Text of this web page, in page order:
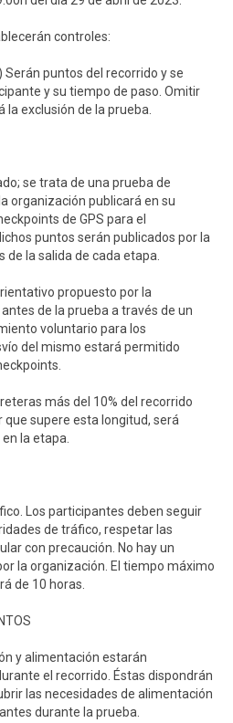
controles:
Serán puntos del recorrido y se
y su tiempo de paso. Omitir
exclusión de la prueba.
se trata de una prueba de
organización publicará en su
de GPS para el
puntos serán publicados por la
la salida de cada etapa.
propuesto por la
de la prueba a través de un
voluntario para los
del mismo estará permitido
más del 10% del recorrido
que supere esta longitud, será
la etapa.
Los participantes deben seguir
de tráfico, respetar las
con precaución. No hay un
la organización. El tiempo máximo
de 10 horas.
y alimentación estarán
el recorrido. Éstas dispondrán
las necesidades de alimentación
durante la prueba.